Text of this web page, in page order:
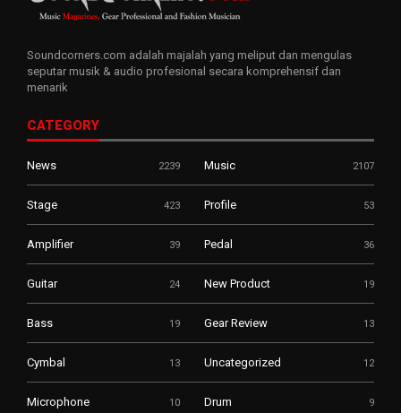
Soundcorners.com adalah majalah yang meliput dan mengulas
seputar musik & audio profesional secara komprehensif dan
menarik
CATEGORY
News 2239 Music 2107
Stage 423 Profile 53
Amplifier 39 Pedal 36
Guitar 24 New Product 19
Bass 19 Gear Review 13
Cymbal 13 Uncategorized 12
Microphone 10 Drum 9